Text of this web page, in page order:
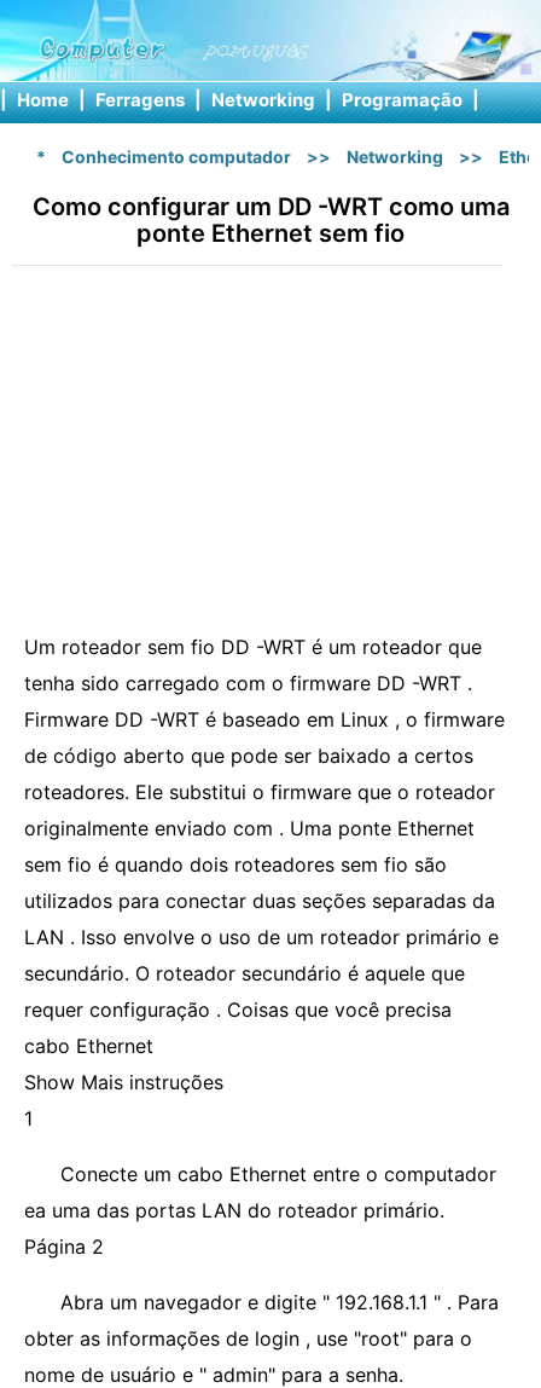
| Home | Ferragens | Networking | Programação |
* Conhecimento computador >> Networking >>
Como configurar um DD -WRT como uma
ponte Ethernet sem fio
Um roteador sem fio DD -WRT é um roteador que
tenha sido carregado com o firmware DD -WRT .
Firmware DD -WRT é baseado em Linux , o firmware
de código aberto que pode ser baixado a certos
roteadores. Ele substitui o firmware que o roteador
originalmente enviado com . Uma ponte Ethernet
sem fio é quando dois roteadores sem fio são
utilizados para conectar duas seções separadas da
LAN . Isso envolve o uso de um roteador primário e
secundário. O roteador secundário é aquele que
requer configuração . Coisas que você precisa
cabo Ethernet
Show Mais instruções
1
Conecte um cabo Ethernet entre o computador
ea uma das portas LAN do roteador primário.
Página 2
Abra um navegador e digite " 192.168.1.1 " . Para
obter as informações de login , use "root" para o
nome de usuário e " admin" para a senha.